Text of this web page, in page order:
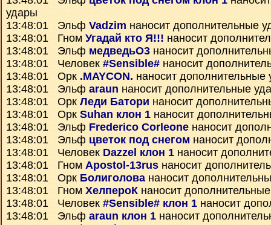
удары
13:48:01 Эльф Vadzim наносит дополнительные
13:48:01 Гном Угадай кто Я!!! наносит
13:48:01 Эльф медведьО3 наносит
13:48:01 Человек #Sensible# наносит
13:48:01 Орк .MAYCON. наносит дополнительные
13:48:01 Эльф araun наносит дополнительные
13:48:01 Орк Леди Батори наносит
13:48:01 Орк Suhan клон 1 наносит
13:48:01 Эльф Frederico Corleone наносит
13:48:01 Эльф цветок под снегом наносит
13:48:01 Человек Dazzel клон 1 наносит
13:48:01 Гном Apostol-13rus наносит
13:48:01 Орк Болиголовананосит
13:48:01 Гном ХелпероК наносит
13:48:01 Человек #Sensible# клон 1 наносит
13:48:01 Эльф araun клон 1 наносит